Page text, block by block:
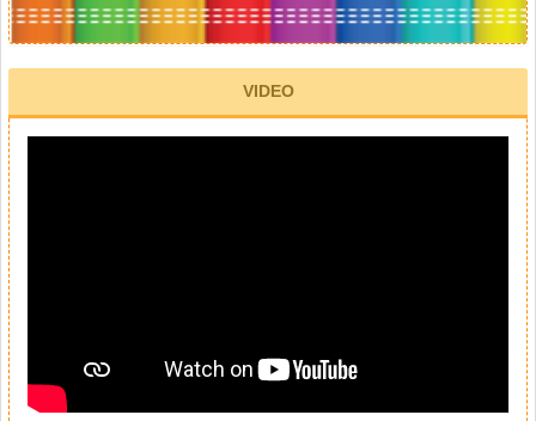
VIDEO